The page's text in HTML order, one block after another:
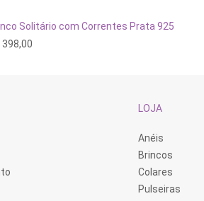
ADICIONAR AO CARRINHO
Solitário com Correntes Prata 925
398,00
LOJA
Anéis
Brincos
Colares
Pulseiras